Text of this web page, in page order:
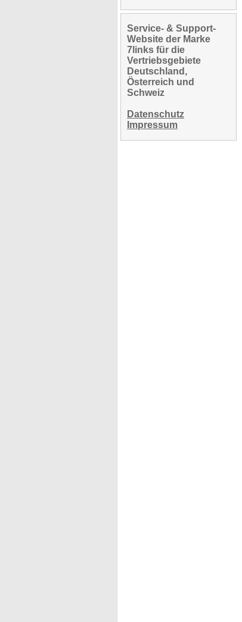
Service- & Support-
Website der Marke
7links für die
Vertriebsgebiete
Deutschland,
Österreich und
Schweiz
Datenschutz
Impressum